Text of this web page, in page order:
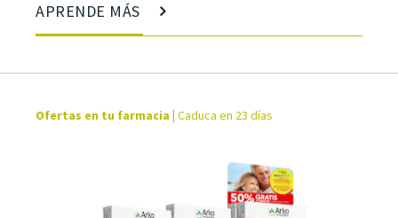
APRENDE MÁS
Ofertas en tu farmacia Caduca en 23 días